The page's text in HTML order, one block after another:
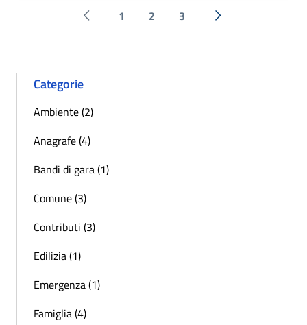
Pagina precedente
1 2 3 Successiva »
Categorie
Ambiente (2)
Anagrafe (4)
Bandi di gara (1)
Comune (3)
Contributi (3)
Edilizia (1)
Emergenza (1)
Famiglia (4)